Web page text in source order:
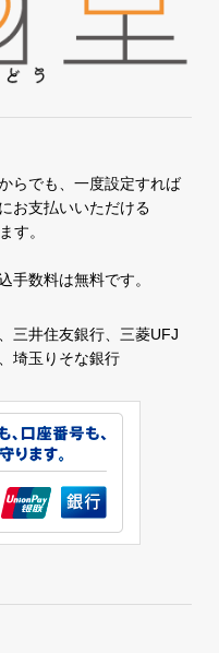
らでも、一度設定すれば
お支払いいただける
す。
手数料は無料です。
三井住友銀行、三菱UFJ
埼玉りそな銀行